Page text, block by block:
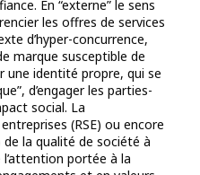
En “externe” le sens
les offres de services
d’hyper-concurrence,
marque susceptible de
une identité propre, qui se
d’engager les parties-
social. La
(RSE) ou encore
la qualité de société à
portée à la